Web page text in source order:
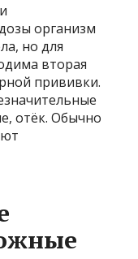
организм
но для
вторая
прививки.
отёк. Обычно